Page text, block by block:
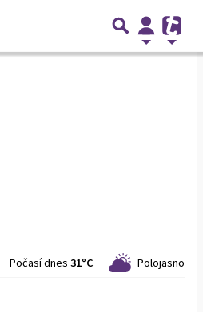
Počasí dnes 31°C Polojasno